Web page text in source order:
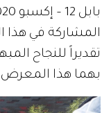
المشاركة في هذا
تقديراً للنجاح
بهما هذا المعرض